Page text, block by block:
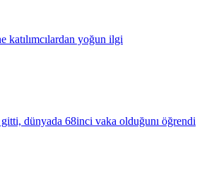
katılımcılardan yoğun ilgi
dünyada 68inci vaka olduğunı öğrendi